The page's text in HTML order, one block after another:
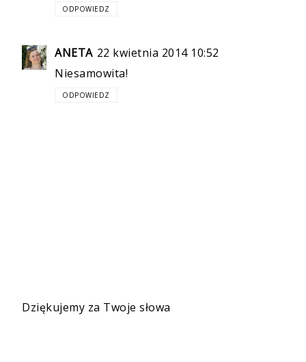
ODPOWIEDZ
ANETA 22 kwietnia 2014 10:52
Niesamowita!
ODPOWIEDZ
Dziękujemy za Twoje słowa